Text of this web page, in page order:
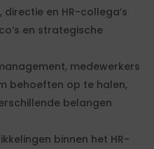
en HR-collega’s
en strategische
medewerkers
behoeften op te halen,
belangen
binnen het HR-